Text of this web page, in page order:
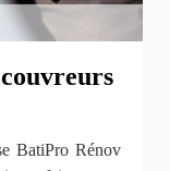
BatiPro Rénov